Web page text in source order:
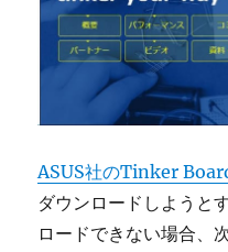
ASUS社のTinker
ダウンロードしようと
ロードできない場合、